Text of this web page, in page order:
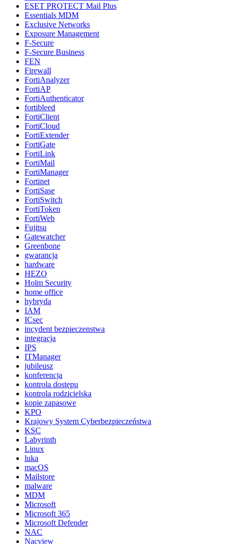
ESET PROTECT Mail Plus
Essentials MDM
Exclusive Networks
Exposure Management
F-Secure
F-Secure Business
FEN
Firewall
FortiAnalyzer
FortiAP
FortiAuthenticator
fortibleed
FortiClient
FortiCloud
FortiExtender
FortiGate
FortiLink
FortiMail
FortiManager
Fortinet
FortiSase
FortiSwitch
FortiToken
FortiWeb
Fujitsu
Gatewatcher
Greenbone
gwarancja
hardware
HEZO
Holm Security
home office
hybryda
IAM
ICsec
incydent bezpieczenstwa
integracja
IPS
ITManager
jubileusz
konferencja
kontrola dostępu
kontrola rodzicielska
kopie zapasowe
KPO
Krajowy System Cyberbezpieczeństwa
KSC
Labyrinth
Linux
luka
macOS
Mailstore
malware
MDM
Microsoft
Microsoft 365
Microsoft Defender
NAC
Nacview